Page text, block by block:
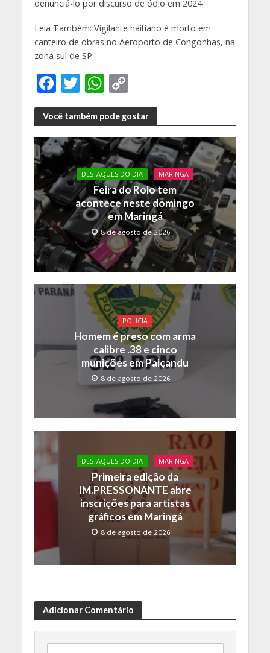
denunciá-lo por discurso de ódio em 2024.
Leia Também: Vigilante haitiano é morto em
canteiro de obras no Aeroporto de Congonhas, na
zona sul de SP
F
ac
e
b
o
o
k
T
w
itt
er
W
h
at
s
A
p
p
C
o
p
y
Li
n
k
Você também pode gostar
DESTAQUES DO DIA MARINGA
Feira do Rolo tem
acontece neste domingo
em Maringá
8 de agosto de 2026
POLICIA
Homem é preso com arma
calibre .38 e cinco
munições em Paiçandu
8 de agosto de 2026
DESTAQUES DO DIA MARINGA
Primeira edição da
IM.PRESSONANTE abre
inscrições para artistas
gráficos em Maringá
8 de agosto de 2026
Adicionar Comentário